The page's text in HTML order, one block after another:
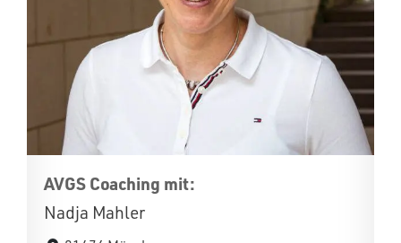
AVGS Coaching mit:
Nadja Mahler